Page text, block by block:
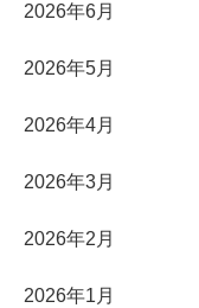
2026年6月
2026年5月
2026年4月
2026年3月
2026年2月
2026年1月